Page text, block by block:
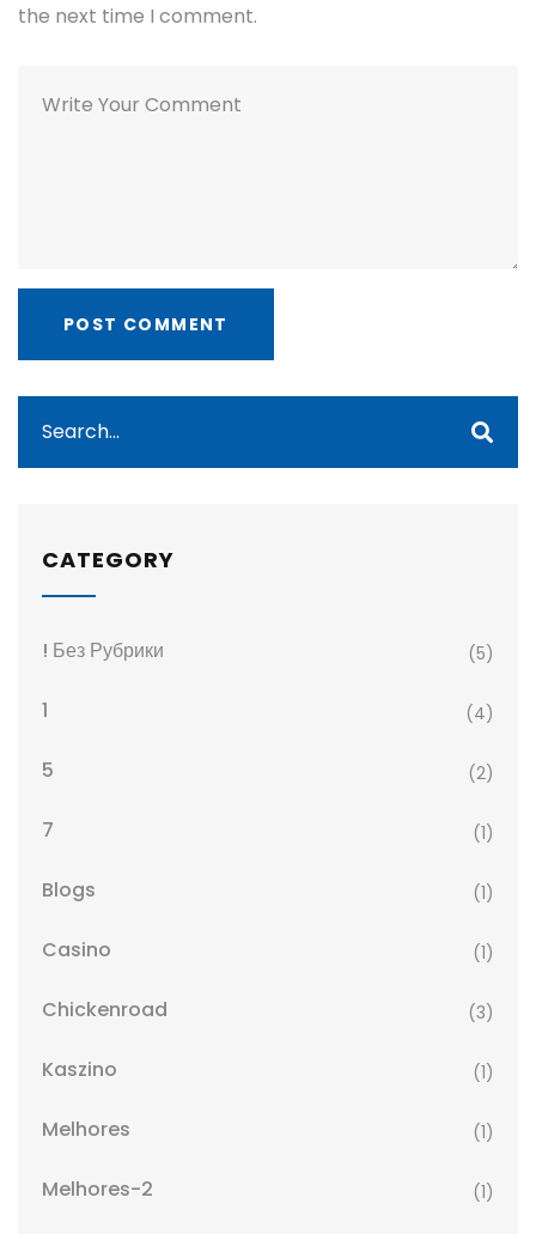
the next time I comment.
CATEGORY
! Без Рубрики (5)
1 (4)
5 (2)
7 (1)
Blogs (1)
Casino (1)
Chickenroad (3)
Kaszino (1)
Melhores (1)
Melhores-2 (1)